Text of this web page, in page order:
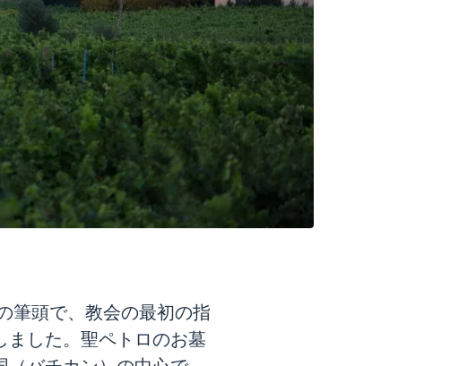
筆頭で、教会の最初の指
ました。聖ペトロのお墓